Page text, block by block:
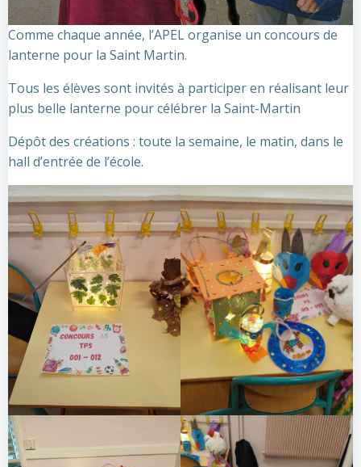
Comme chaque année, l’APEL organise un concours de
lanterne pour la Saint Martin.
Tous les élèves sont invités à participer en réalisant leur
plus belle lanterne pour célébrer la Saint-Martin
Dépôt des créations : toute la semaine, le matin, dans le
hall d’entrée de l’école.